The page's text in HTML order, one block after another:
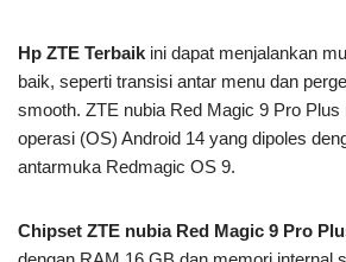
Hp ZTE Terbaik ini dapat menjalankan
baik, seperti transisi antar menu dan
smooth. ZTE nubia Red Magic 9 Pro
operasi (OS) Android 14 yang dipoles
antarmuka Redmagic OS 9.
Chipset ZTE nubia Red Magic 9 Pro